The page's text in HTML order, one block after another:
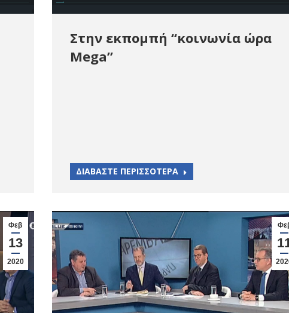
Στην εκπομπή “κοινωνία ώρα
Mega”
ΔΙΑΒΑΣΤΕ ΠΕΡΙΣΣΟΤΕΡΑ
Φεβ
13
2020